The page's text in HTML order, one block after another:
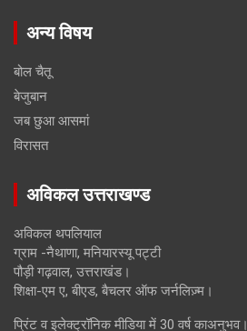
अन्य विषय
बोल चैतू
बेजुबान
जब छुआ आसमां
विरासत
अविकल उत्तराखण्ड
अविकल थपलियाल
ग्राम -नैथाणा, मनियारस्यू पट्टी
पौड़ी गढ़वाल, उत्तराखंड।
शिक्षा-एम ए, बीएड, बैचलर ऑफ जर्नलिज़्म।
प्रिंट व इलेक्ट्रॉनिक मीडिया में 30 वर्ष काअनुभव।